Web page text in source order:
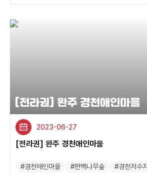
[전라권] 완주 경천애인마을
2023-06-27
[전라권] 완주 경천애인마을
#경천애인마을 #편백나무숲 #경천저수지